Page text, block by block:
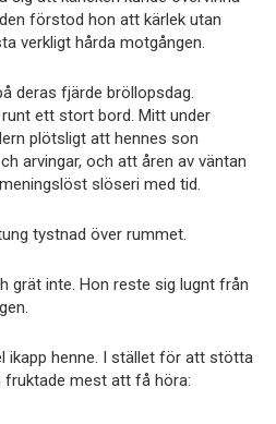
förstod hon att kärlek utan
verkligt hårda motgången.
deras fjärde bröllopsdag.
ett stort bord. Mitt under
plötsligt att hennes son
arvingar, och att åren av väntan
slöseri med tid.
tystnad över rummet.
grät inte. Hon reste sig lugnt från
ikapp henne. I stället för att stötta
fruktade mest att få höra: